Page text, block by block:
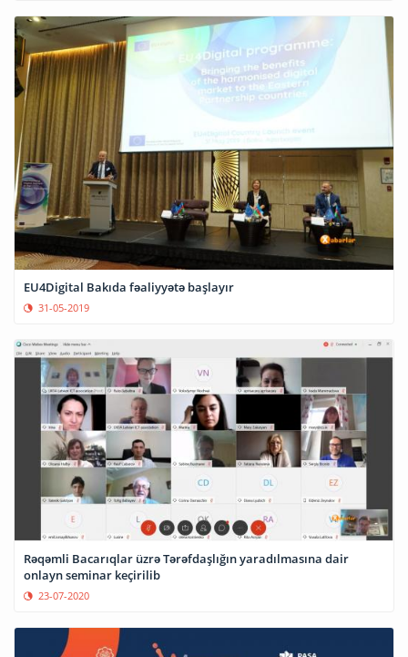
EU4Digital Bakıda fəaliyyətə başlayır
31-05-2019
Rəqəmli Bacarıqlar üzrə Tərəfdaşlığın yaradılmasına dair
onlayn seminar keçirilib
23-07-2020